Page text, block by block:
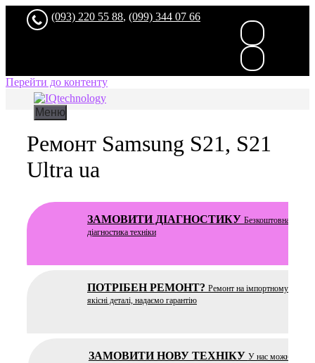
(093) 220 55 88, (099) 344 07 66
Перейти до контенту
Меню
Ремонт Samsung S21, S21
Ultra ua
ЗАМОВИТИ ДІАГНОСТИКУ Безкоштовна
діагностика техніки
ПОТРІБЕН РЕМОНТ? Ремонт на імпортному
якісні деталі, надаємо гарантію
ЗАМОВИТИ НОВУ ТЕХНІКУ У нас можна